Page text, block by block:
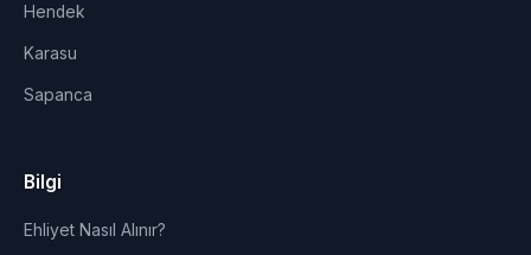
Hendek
Karasu
Sapanca
Bilgi
Ehliyet Nasıl Alınır?